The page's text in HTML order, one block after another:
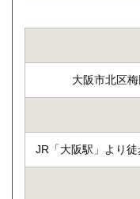
大阪市北区
JR「大阪駅」より